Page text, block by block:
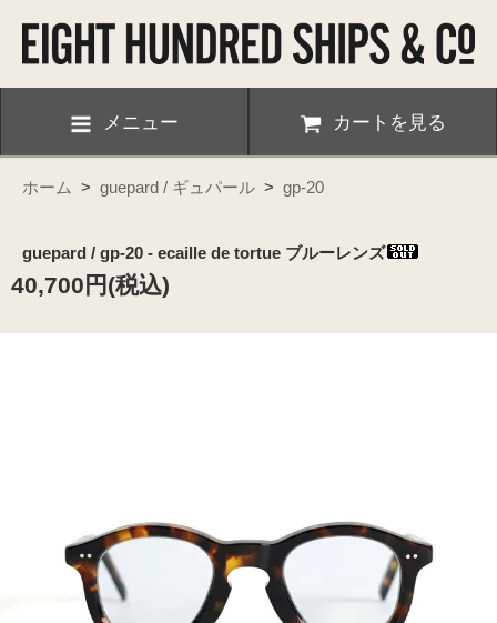
メニュー カートを見る
ホーム > guepard / ギュパール > gp-20
guepard / gp-20 - ecaille de tortue ブルーレンズ
40,700円(税込)